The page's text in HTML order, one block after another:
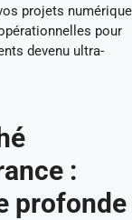
projets
pour
devenu ultra-
:
profonde